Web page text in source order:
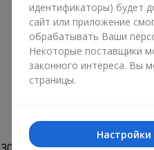
идентификаторы) будет
сайт или приложение
обрабатывать Ваши
Некоторые поставщики
законного интереса. Вы
страницы.
Настройки